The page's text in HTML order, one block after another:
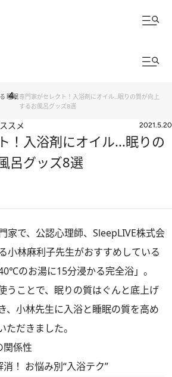
睡眠専門家がセレクト！入浴剤にオイル...眠りの質が向上
するお風呂グッズ8選
スメ 2021.5.20
！入浴剤にオイル...眠りの
呂グッズ8選
家で、公認心理師、SleepLIVE株式会
小林麻利子先生がおすすめしている
のお湯に15分浸かる完全浴」。
うことで、眠りの質はぐんと底上げ
、小林先生に入浴と睡眠の質を高め
ただきました。
関係性
！ お悩み別“入浴テク”